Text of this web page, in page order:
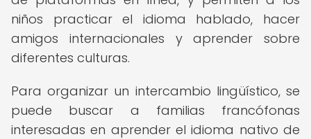
niños practicar el idioma hablado, hacer
amigos internacionales y aprender sobre
diferentes culturas.
Para organizar un intercambio lingüístico, se
puede buscar a familias francófonas
interesadas en aprender el idioma nativo de